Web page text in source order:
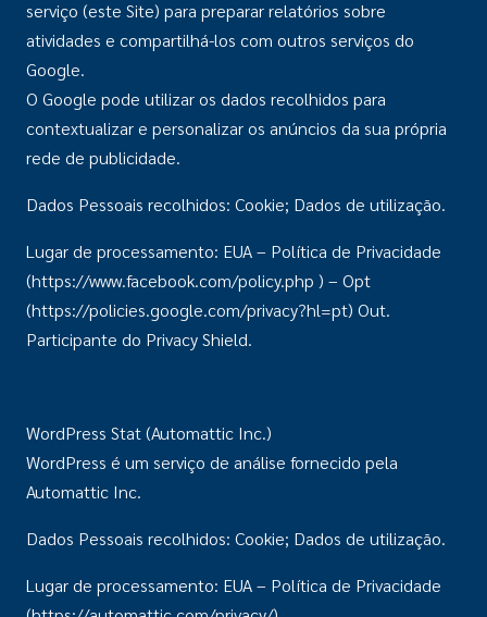
serviço (este Site) para preparar relatórios sobre
atividades e compartilhá-los com outros serviços do
Google.
O Google pode utilizar os dados recolhidos para
contextualizar e personalizar os anúncios da sua própria
rede de publicidade.
Dados Pessoais recolhidos: Cookie; Dados de utilização.
Lugar de processamento: EUA – Política de Privacidade
(https://www.facebook.com/policy.php ) – Opt
(https://policies.google.com/privacy?hl=pt) Out.
Participante do Privacy Shield.
WordPress Stat (Automattic Inc.)
WordPress é um serviço de análise fornecido pela
Automattic Inc.
Dados Pessoais recolhidos: Cookie; Dados de utilização.
Lugar de processamento: EUA – Política de Privacidade